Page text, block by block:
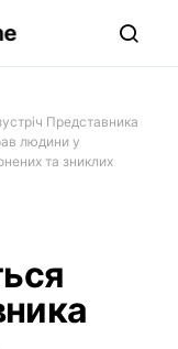
Представника
людини у
та зниклих